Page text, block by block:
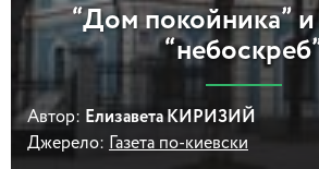
“Дом покойника”
Автор: Елизавета КИРИЗИЙ
Джерело:
Газета по-киевски